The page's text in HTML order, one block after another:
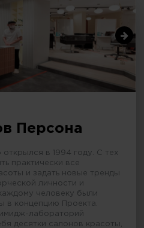
Персона
в 1994 году. С тех
практически все
и задать новые тренды
личности и
человеку были
в концепцию Проекта.
лабораторий
десятки салонов красоты,